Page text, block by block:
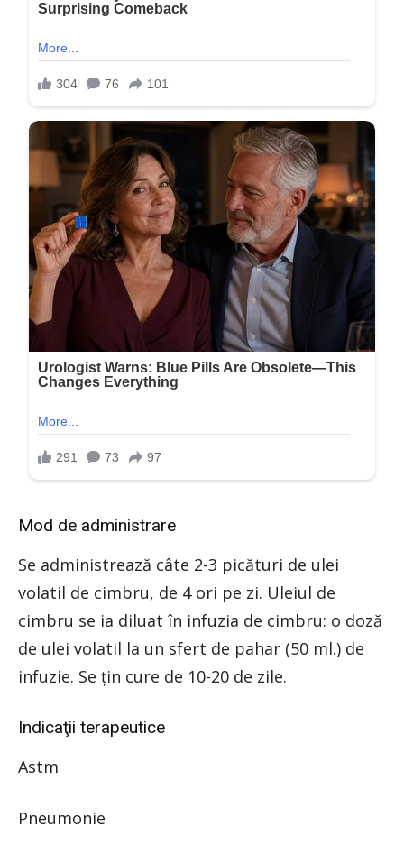
Mod de administrare
Se administrează câte 2-3 picături de ulei
volatil de cimbru, de 4 ori pe zi. Uleiul de
cimbru se ia diluat în infuzia de cimbru: o doză
de ulei volatil la un sfert de pahar (50 ml.) de
infuzie. Se ţin cure de 10-20 de zile.
Indicaţii terapeutice
Astm
Pneumonie